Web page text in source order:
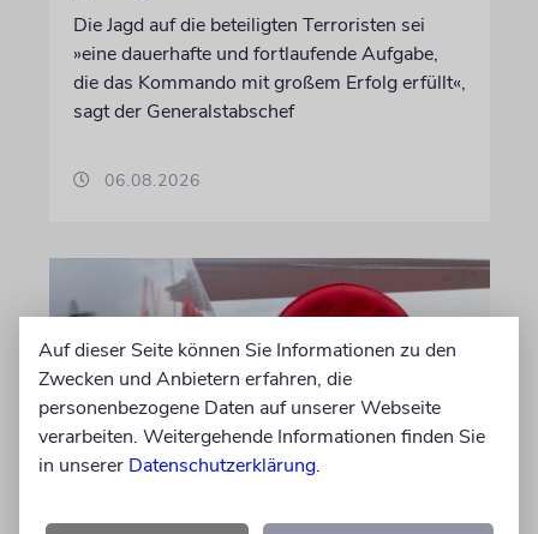
Die Jagd auf die beteiligten Terroristen sei
»eine dauerhafte und fortlaufende Aufgabe,
die das Kommando mit großem Erfolg erfüllt«,
sagt der Generalstabschef
06.08.2026
Auf dieser Seite können Sie Informationen zu den
Zwecken und Anbietern erfahren, die
personenbezogene Daten auf unserer Webseite
verarbeiten. Weitergehende Informationen finden Sie
in unserer Datenschutzerklärung.